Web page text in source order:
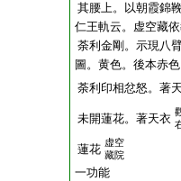
其腰上。以朝霞錦
仁王軌云。虚空藏
荼利金剛。示現八
圖。黄色。後本赤
荼利印相忿怒。著
未開蓮花。著天衣
蓮花 虚空
藏院
一功能